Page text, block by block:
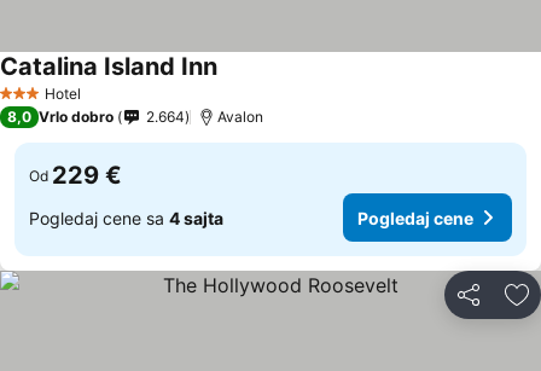
3 Zvezdice
Hotel
Catalina Island InnPogledaj cene
8,0 Vrlo dobro 2.664 Avalon
Od 229 €
Pogledaj cene sa 4 sajta Pogledaj cene
Deli